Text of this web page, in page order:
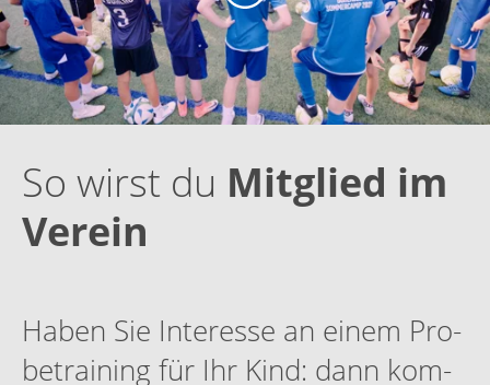
|
Fußball
|
Dresden
So wirst du Mitglied im
Verein
Haben Sie Inter­esse an einem Pro­
be­train­ing für Ihr Kind: dann kom­